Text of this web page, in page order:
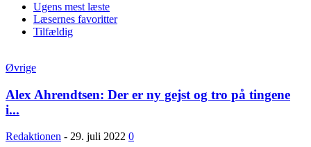
Ugens mest læste
Læsernes favoritter
Tilfældig
Øvrige
Alex Ahrendtsen: Der er ny gejst og tro på tingene
i...
Redaktionen - 29. juli 2022 0